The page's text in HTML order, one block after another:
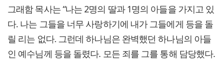
그래함 목사는 “나는 2명의 딸과 1명의 아들을 가지고 있
다. 나는 그들을 너무 사랑하기에 내가 그들에게 등을 돌
릴 리는 없다. 그런데 하나님은 완벽했던 하나님의 아들
인 예수님께 등을 돌렸다. 모든 죄를 그를 통해 담당했다.